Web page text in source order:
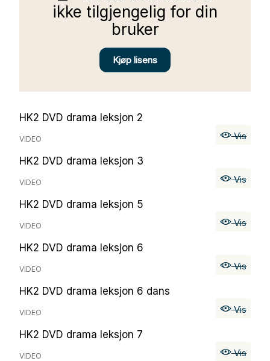
ikke tilgjengelig for din
bruker
Kjøp lisens
HK2 DVD drama leksjon 2
VIDEO Vis
HK2 DVD drama leksjon 3
VIDEO Vis
HK2 DVD drama leksjon 5
VIDEO Vis
HK2 DVD drama leksjon 6
VIDEO Vis
HK2 DVD drama leksjon 6 dans
VIDEO Vis
HK2 DVD drama leksjon 7
VIDEO Vis
Medlemssystem